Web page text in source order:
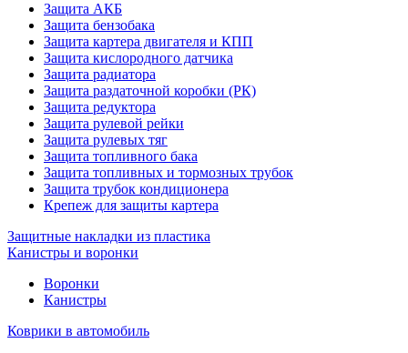
Защита АКБ
Защита бензобака
Защита картера двигателя и КПП
Защита кислородного датчика
Защита радиатора
Защита раздаточной коробки (РК)
Защита редуктора
Защита рулевой рейки
Защита рулевых тяг
Защита топливного бака
Защита топливных и тормозных трубок
Защита трубок кондиционера
Крепеж для защиты картера
Защитные накладки из пластика
Канистры и воронки
Воронки
Канистры
Коврики в автомобиль